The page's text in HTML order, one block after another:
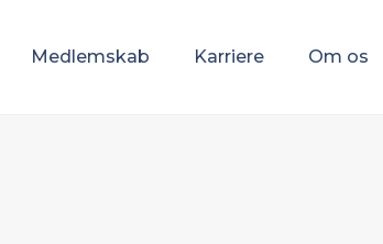
Medlemskab Karriere Om os